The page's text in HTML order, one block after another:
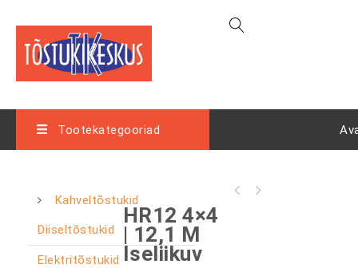
Tootekategooriad
Kahveltõstukid
Diiseltõstukid
Elektritõstukid
HR12 4×4
| 12,1 M
Iseliikuv